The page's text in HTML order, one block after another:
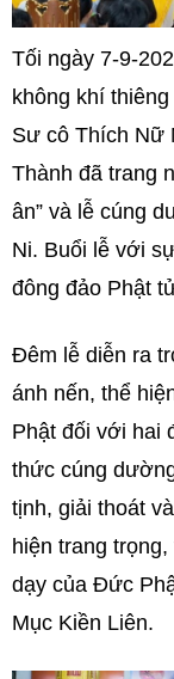
Tối ngày 7-9-
không khí
Sư cô Thích Nữ
Thành đã trang
ân” và lễ cúng
Ni. Buổi lễ với
đông đảo Phật
Đêm lễ diễn ra
ánh nến, thể
Phật đối với hai
thức cúng
tịnh, giải thoát
hiện trang
dạy của Đức
Mục Kiền Liên.